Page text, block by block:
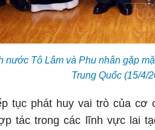
nước Tô Lâm và Phu nhân gặp
Trung Quốc (15/4/
tục phát huy vai trò của
tác trong các lĩnh vực lai